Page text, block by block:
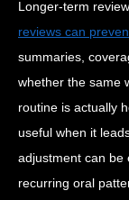
Longer-term
reviews can
summaries,
whether the same
routine is actually
useful when it
adjustment can be
recurring oral